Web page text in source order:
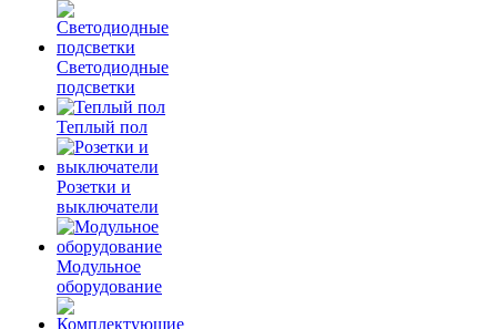
Светодиодные
подсветки
Теплый пол
Розетки и
выключатели
Модульное
оборудование